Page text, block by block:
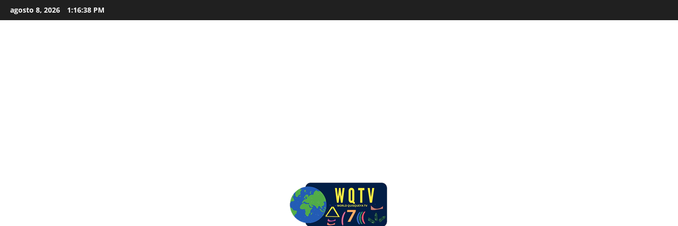
agosto 8, 2026 1:16:40 PM